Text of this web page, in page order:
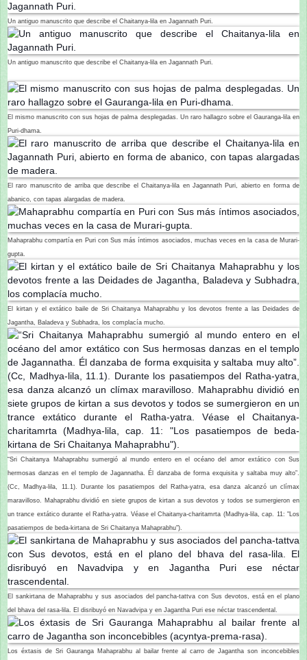
Un antiguo manuscrito que describe el Chaitanya-lila en Jagannath Puri.
Un antiguo manuscrito que describe el Chaitanya-lila en Jagannath Puri.
El mismo manuscrito con sus hojas de palma desplegadas. Un raro hallagzo sobre el Gauranga-lila en
Puri-dhama.
El raro manuscrito de arriba que describe el Chaitanya-lila en Jagannath Puri, abierto en forma de
abanico, con tapas alargadas de madera.
Mahaprabhu compartía en Puri con Sus más íntimos asociados, muchas veces en la casa de Murari-
gupta.
El kirtan y el extático baile de Sri Chaitanya Mahaprabhu y los devotos frente a las Deidades de
Jagantha, Baladeva y Subhadra, los complacía mucho.
“Sri Chaitanya Mahaprabhu sumergió al mundo entero en el océano del amor extático con Sus
hermosas danzas en el templo de Jagannatha. Él danzaba de forma exquisita y saltaba muy alto”.
(Cc, Madhya-lila, 11.1). Durante los pasatiempos del Ratha-yatra, esa danza alcanzó un clímax
maravilloso. Mahaprabhu dividió en siete grupos de kirtan a sus devotos y todos se sumergieron en
un trance extático durante el Ratha-yatra. Véase el Chaitanya-charitamrta (Madhya-lila, cap. 11: "Los
pasatiempos de beda-kirtana de Sri Chaitanya Mahaprabhu").
El sankirtana de Mahaprabhu y sus asociados del pancha-tattva con Sus devotos, está en el plano
del bhava del rasa-lila. El disribuyó en Navadvipa y en Jagantha Puri ese néctar trascendental.
Los éxtasis de Sri Gauranga Mahaprabhu al bailar frente al carro de Jagantha son inconcebibles